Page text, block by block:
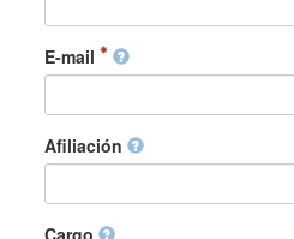
E-mail
Afiliación
Cargo